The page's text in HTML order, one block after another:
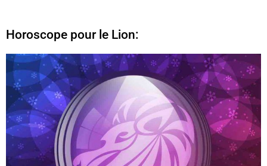
Horoscope pour le Lion: